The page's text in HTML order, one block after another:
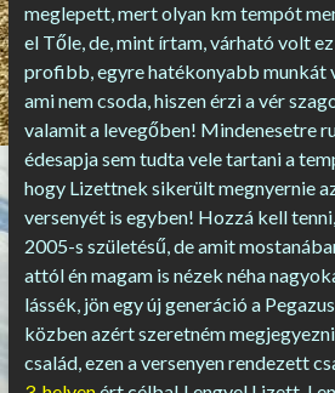
meglepett, mert olyan km tempót
el Tőle, de, mint írtam, várható volt
profibb, egyre hatékonyabb munkát
ami nem csoda, hiszen érzi a vér
valamit a levegőben! Mindenesetre
édesapja sem tudta vele tartani a
hogy Lizettnek sikerült megnyernie
versenyét is egyben! Hozzá kell
2005-s születésű, de amit
attól én magam is nézek néha
lássék, jön egy új generáció a
közben azért szeretném
család, ezen a versenyen rendezett